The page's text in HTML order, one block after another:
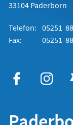
33104 Paderborn
Telefon: 05251
Fax:
05251